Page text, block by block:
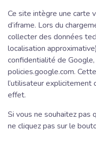
Ce site intègre une carte
d’iframe. Lors du
collecter des données
localisation
confidentialité de
policies.google.com.
l’utilisateur explicitement
effet.
Si vous ne souhaitez pas
ne cliquez pas sur le